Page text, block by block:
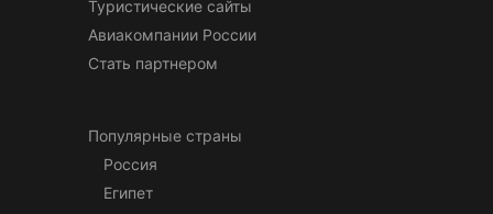
Туристические сайты
Авиакомпании России
Стать партнером
Популярные страны
Россия
Египет